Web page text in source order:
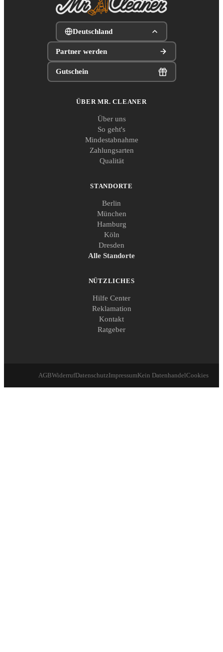
Deutschland
Partner werden
Gutschein
ÜBER MR. CLEANER
Über uns
So geht's
Mindestabnahme
Zahlungsarten
Qualität
STANDORTE
Berlin
München
Hamburg
Köln
Dresden
Alle Standorte
NÜTZLICHES
Hilfe Center
Reklamation
Kontakt
Ratgeber
AGBWiderrufDatenschutzImpressumKein DatenhandelCookies